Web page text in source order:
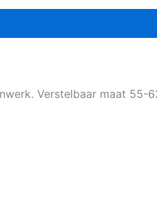
Verstelbaar maat 55-